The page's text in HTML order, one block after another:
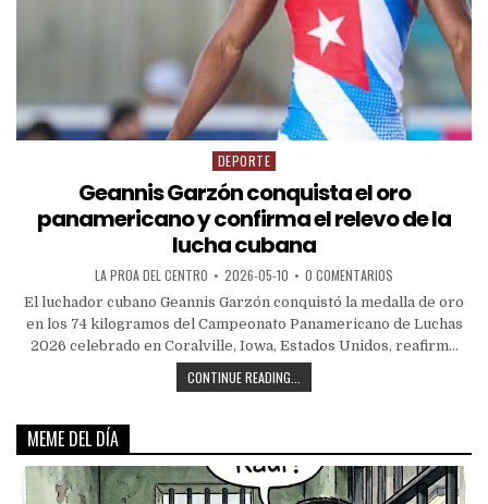
DEPORTE
Geannis Garzón conquista el oro
panamericano y confirma el relevo de la
lucha cubana
LA PROA DEL CENTRO 2026-05-10 0 COMENTARIOS
El luchador cubano Geannis Garzón conquistó la medalla de oro
en los 74 kilogramos del Campeonato Panamericano de Luchas
2026 celebrado en Coralville, Iowa, Estados Unidos, reafirm...
CONTINUE READING...
MEME DEL DÍA